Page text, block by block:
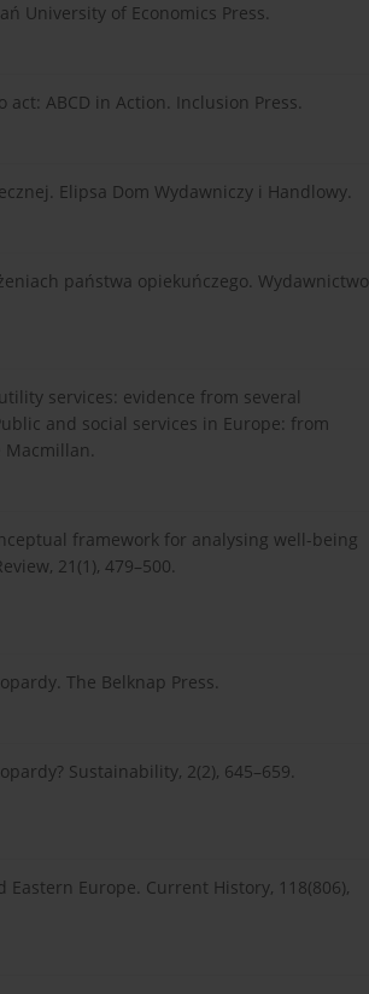
University of Economics Press.
act: ABCD in Action. Inclusion Press.
Elipsa Dom Wydawniczy i Handlowy.
państwa opiekuńczego. Wydawnictwo
services: evidence from several
and social services in Europe: from
Macmillan.
framework for analysing well-being
21(1), 479–500.
The Belknap Press.
Sustainability, 2(2), 645–659.
Europe. Current History, 118(806),